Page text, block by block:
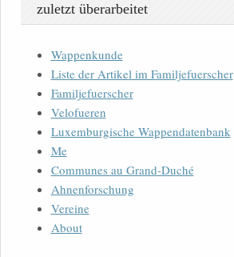
zuletzt überarbeitet
Wappenkunde
Liste der Artikel im Familjefuerscher
Familjefuerscher
Velofueren
Luxemburgische Wappendatenbank
Me
Communes au Grand-Duché
Ahnenforschung
Vereine
About